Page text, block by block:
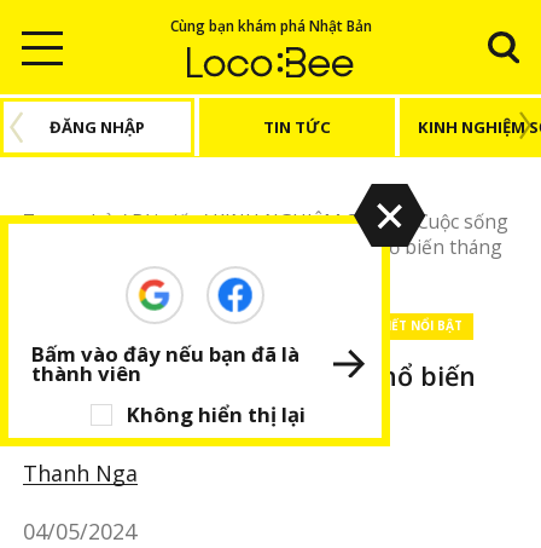
Cùng bạn khám phá Nhật Bản
ĐĂNG NHẬP TIN TỨC KINH NGHIỆM
Trang chủ/Bài viết/KINH NGHIỆM SỐNG/ Cuộc sống
Bảng xếp hạng 20 loài hoa phổ biến tháng
KINH NGHIỆM SỐNG Cuộc sống Nhật Bản BÀI VIẾT NỔI BẬT
Bảng xếp hạng 20 loài hoa phổ biến
tháng 5
Thanh Nga
04/05/2024
Không hiển thị lại
Bấm vào đây nếu bạn đã là
thành viên